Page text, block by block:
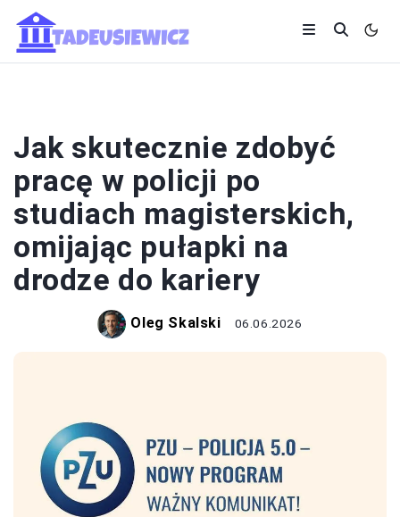
Jak skutecznie zdobyć
pracę w policji po
studiach magisterskich,
omijając pułapki na
drodze do kariery
Oleg Skalski 06.06.2026